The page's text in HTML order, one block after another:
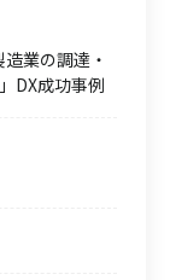
業の調達・
DX成功事例